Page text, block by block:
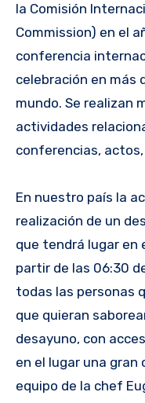
la Comisión
Commission) en el
conferencia
celebración en más
mundo. Se realizan
actividades
conferencias,
En nuestro país la
realización de un
que tendrá lugar en
partir de las 06:30
todas las personas
que quieran
desayuno, con
en el lugar una gran
equipo de la chef